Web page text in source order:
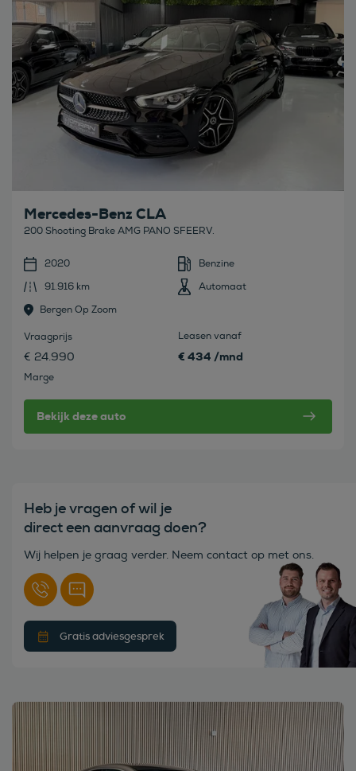
Mercedes-Benz CLA
200 Shooting Brake AMG PANO SFEERV.
2020
Benzine
91.916 km
Automaat
Bergen Op Zoom
Vraagprijs
€ 24.990
Marge
Leasen vanaf
€ 434 /mnd
Bekijk deze auto
Heb je vragen of wil je
direct een aanvraag doen?
Wij helpen je graag verder. Neem contact op met ons.
Gratis adviesgesprek